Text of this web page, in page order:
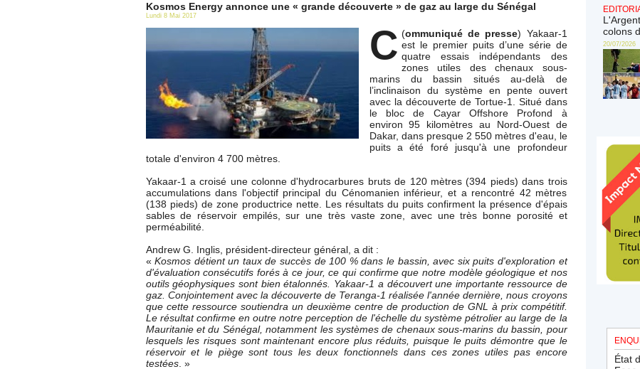
Kosmos Energy annonce une « grande découverte » de gaz au large du Sénégal
Lundi 8 Mai 2017
(
C ommuniqué de presse) Yakaar-1
est le premier puits d’une série de
quatre essais indépendants des
zones utiles des chenaux sous-
marins du bassin situés au-delà de
l’inclinaison du système en pente ouvert
avec la découverte de Tortue-1. Situé dans
le bloc de Cayar Offshore Profond à
environ 95 kilomètres au Nord-Ouest de
Dakar, dans presque 2 550 mètres d'eau, le
puits a été foré jusqu'à une profondeur
totale d'environ 4 700 mètres.
Yakaar-1 a croisé une colonne d'hydrocarbures bruts de 120 mètres (394 pieds) dans trois
accumulations dans l'objectif principal du Cénomanien inférieur, et a rencontré 42 mètres
(138 pieds) de zone productrice nette. Les résultats du puits confirment la présence d'épais
sables de réservoir empilés, sur une très vaste zone, avec une très bonne porosité et
perméabilité.
Andrew G. Inglis, président-directeur général, a dit :
«Kosmos détient un taux de succès de 100 % dans le bassin, avec six puits d'exploration et
d'évaluation consécutifs forés à ce jour, ce qui confirme que notre modèle géologique et nos
outils géophysiques sont bien étalonnés. Yakaar-1 a découvert une importante ressource de
gaz. Conjointement avec la découverte de Teranga-1 réalisée l'année dernière, nous croyons
que cette ressource soutiendra un deuxième centre de production de GNL à prix compétitif.
Le résultat confirme en outre notre perception de l'échelle du système pétrolier au large de la
Mauritanie et du Sénégal, notamment les systèmes de chenaux sous-marins du bassin, pour
lesquels les risques sont maintenant encore plus réduits, puisque le puits démontre que le
réservoir et le piège sont tous les deux fonctionnels dans ces zones utiles pas encore
testées. »
colons
20/07/2026
État